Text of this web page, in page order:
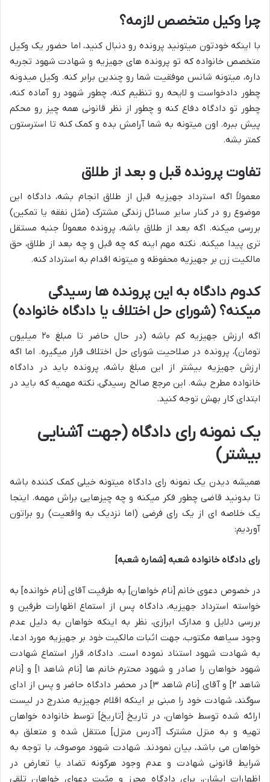
چرا وکیل متخصص لازمه؟
با اینکه خودتون میتونید پرونده رو دنبال کنید، اما حضور یک وکیل
متخصص خانواده که تو پرونده های جهیزیه و شهادت شهود تجربه
داره، میتونه شانس موفقیت شما رو چندین برابر کنه. وکیل میدونه
چطور دادخواست و لایحه رو تنظیم کنه، چطور شهود رو آماده کنه،
چطور تو دادگاه دفاع کنه و چطور از نظر قانونی همه چیز رو محکم
پیش ببره. اون میتونه به شما آرامش بده و کمک کنه تا استرستون
کمتر بشه.
تفاوت پرونده قبل و بعد از طلاق
معمولاً اگه استرداد جهیزیه قبل از طلاق انجام بشه، دادگاه این
موضوع رو در کنار سایر مسائل زندگی مشترک (مثل نفقه یا تمکین)
بررسی میکنه. اگه بعد از طلاق باشه، پرونده معمولاً جنبه مستقل
تری پیدا میکنه. نکته مهم اینه که چه قبل و چه بعد از طلاق، حق
مالکیت زن بر جهیزیه محفوظه و میتونه اقدام به استرداد کنه.
کدوم دادگاه به این پرونده ها رسیدگی
میکنه؟ (شورای حل اختلاف یا دادگاه خانواده)
اگه ارزش جهیزیه کم باشه (در حال حاضر تا مبلغ ۲۰ میلیون
تومان)، پرونده در صلاحیت شورای حل اختلاف قرار میگیره. اما اگه
ارزش جهیزیه بیشتر از این مبلغ باشه، پرونده باید در دادگاه
خانواده مطرح بشه. این مرجع صالح رسیدگی، نکته مهمیه که باید در
ابتدای کار بهش توجه کنید.
یک نمونه رای دادگاه (جهت آشنایی
بیشتر)
همیشه دیدن یک نمونه رای دادگاه میتونه خیلی کمک کننده باشه
تا بدونید قاضی چطور فکر میکنه و چه چیزهایی براش مهمه. اینجا
یک خلاصه ای از یک رای فرضی (اما نزدیک به واقعیت) رو براتون
آوردیم:
رای دادگاه خانواده شعبه [شماره شعبه]
در خصوص دعوی خانم [نام خواهان] به طرفیت آقای [نام خوانده] به
خواسته استرداد جهیزیه، دادگاه پس از استماع اظهارات طرفین و
بررسی دلایل و مدارک ابرازی، نظر به اینکه خواهان به دلیل عدم
وجود سیاهه مکتوب، جهت اثبات مالکیت خود بر جهیزیه مورد ادعا،
به شهادت شهود استناد نموده است. دادگاه، قرار استماع شهادت
شهود خواهان را صادر و شهود محترم خانم ها [نام شاهد ۱] و [نام
شاهد ۲] و آقای [نام شاهد ۳] در محضر دادگاه حاضر و پس از ادای
سوگند، شهادت خود را مبنی بر اینکه اقلام جهیزیه مندرج در لیست
ارائه شده توسط خواهان، در تاریخ [تاریخ] توسط خانواده خواهان
تهیه و به منزل مشترک [آدرس منزل] منتقل شده و متعلق به
خواهان می باشد، بیان نمودند. شهادت شهود موصوف، با توجه به
شرایط قانونی شهادت و عدم وجود هرگونه تضاد یا تعارض در
اظهارات ایشان، برای دادگاه محرز و مثبت دعوای خواهان تلقی